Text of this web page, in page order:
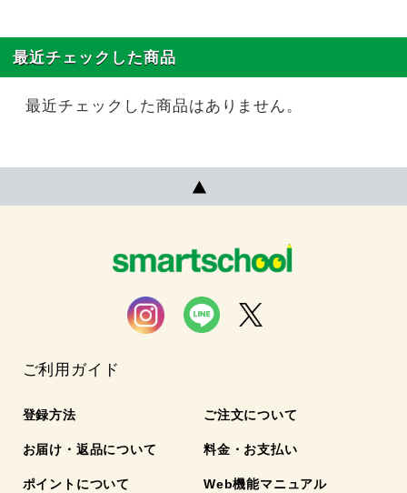
最近チェックした商品
最近チェックした商品はありません。
ご利用ガイド
登録方法 ご注文について
お届け・返品について 料金・お支払い
ポイントについて Web機能マニュアル